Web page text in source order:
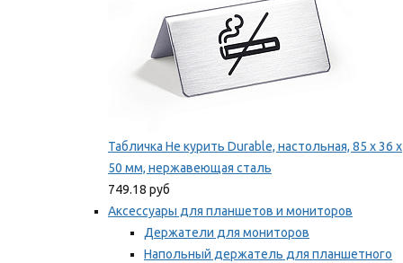
Табличка Не курить Durable, настольная, 85 x 36 x
50 мм, нержавеющая сталь
749.18 руб
Аксессуары для планшетов и мониторов
Держатели для мониторов
Напольный держатель для планшетного